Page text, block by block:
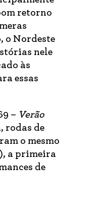
retorno
o Nordeste
nele
às
essas
– Verão
rodas de
o mesmo
a primeira
de